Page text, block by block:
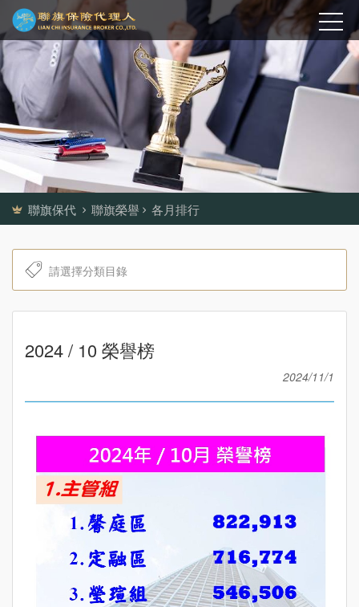
聯旗保代 聯旗榮譽 各月排行
2024 / 10 榮譽榜
2024/11/1